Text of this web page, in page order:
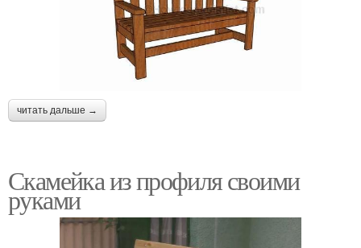
читать дальше →
Скамейка из профиля своими
руками